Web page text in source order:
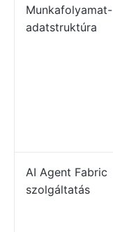
Munkafolyamat-
adatstruktúra
AI Agent Fabric
szolgáltatás